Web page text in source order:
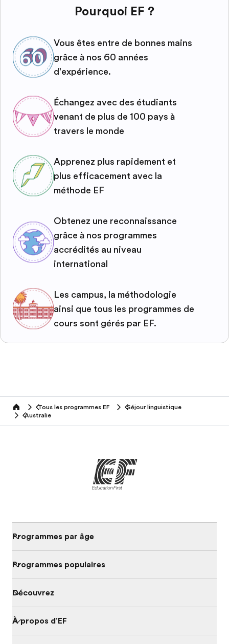
Pourquoi EF ?
Vous êtes entre de bonnes mains
grâce à nos 60 années
d'expérience.
Échangez avec des étudiants
venant de plus de 100 pays à
travers le monde
Apprenez plus rapidement et
plus efficacement avec la
méthode EF
Obtenez une reconnaissance
grâce à nos programmes
accrédités au niveau
international
Les campus, la méthodologie
ainsi que tous les programmes de
cours sont gérés par EF.
home Tous les programmes EF
Séjour linguistique
Australie
Programmes par âge
Programmes populaires
Découvrez
À propos d'EF